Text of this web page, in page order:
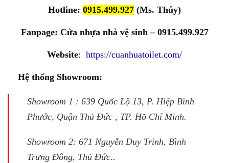
Hotline: 0915.499.927 (Ms. Thủy)
Fanpage: Cửa nhựa nhà vệ sinh – 0915.499.927
Website: https://cuanhuatoilet.com/
Hệ thống Showroom:
Showroom 1 : 639 Quốc Lộ 13, P. Hiệp Bình
Phước, Quận Thủ Đức , TP. Hồ Chí Minh.
Showroom 2: 671 Nguyễn Duy Trinh, Bình
Trưng Đông, Thủ Đức..